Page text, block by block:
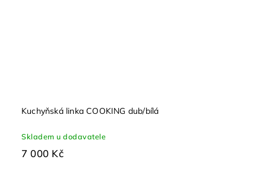
Kuchyňská linka COOKING dub/bílá
Skladem u dodavatele
7 000 Kč